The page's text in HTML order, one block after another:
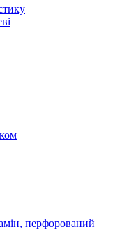
перфорований